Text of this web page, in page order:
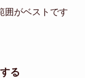
囲がベストです
る